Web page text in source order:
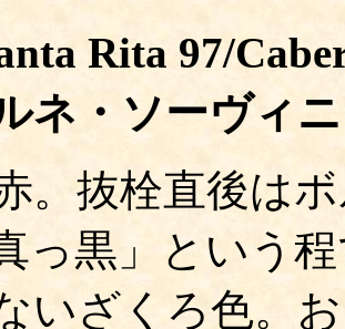
Rita 97/
ネ・ソーヴィ
。抜栓直後は
っ黒」という
いざくろ色。